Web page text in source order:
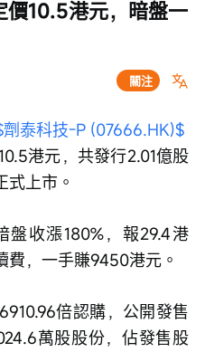
關注
10.5港元，暗盤一
劑泰科技-P (07666.HK)$
港元，共發行2.01億股
上市。
收漲180%，報29.4港
，一手賺9450港元。
倍認購，公開發售
萬股股份，佔發售股